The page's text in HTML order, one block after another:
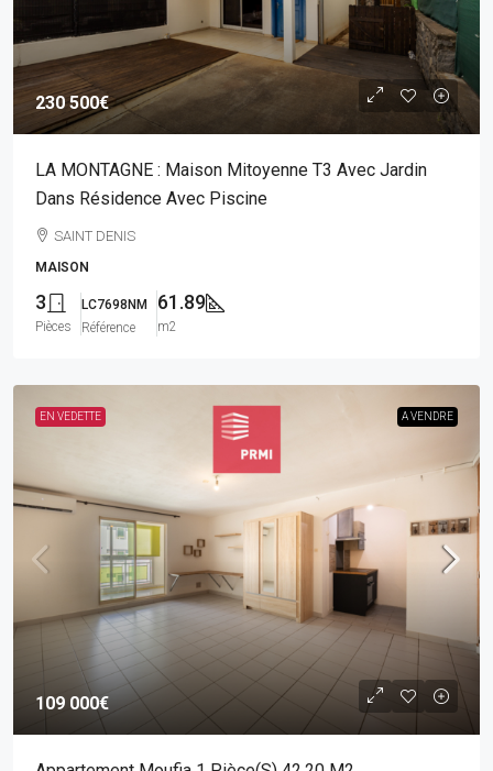
230 500€
LA MONTAGNE : Maison Mitoyenne T3 Avec Jardin
Dans Résidence Avec Piscine
SAINT DENIS
MAISON
3
Pièces
LC7698NM
Référence
61.89
m2
EN VEDETTE A VENDRE
109 000€